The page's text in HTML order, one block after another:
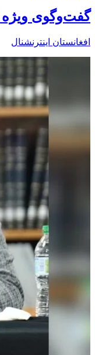
گفت‌وگوی ویژه
افغانستان اینترنشنال